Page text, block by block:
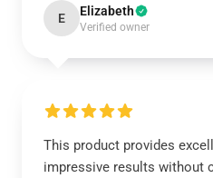
E Elizabeth
Verified owner
This product provides
impressive results without